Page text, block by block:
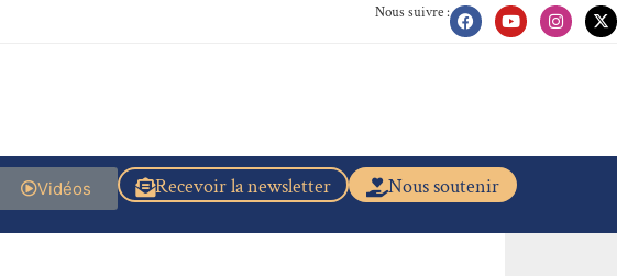
Nous suivre :
Nous soutenir
Recevoir la newsletter
Vidéos